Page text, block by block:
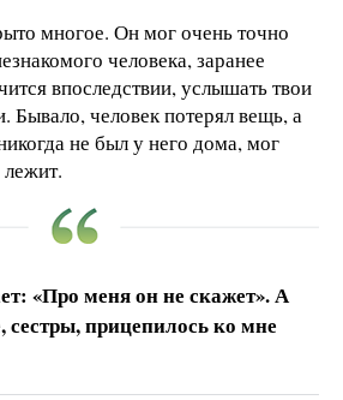
многое. Он мог очень точно
человека, заранее
впоследствии, услышать твои
Бывало, человек потерял вещь, а
не был у него дома, мог
лежит.
«Про меня он не скажет». А
прицепилось ко мне